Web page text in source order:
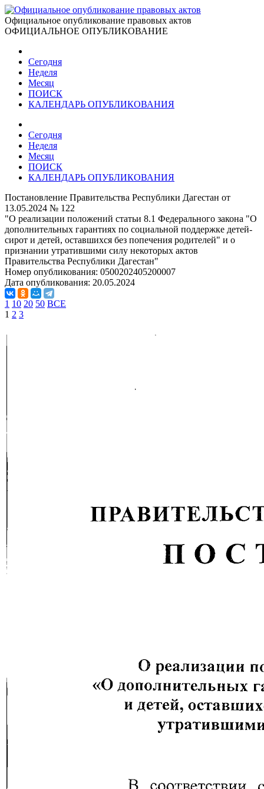
Официальное опубликование правовых актов
ОФИЦИАЛЬНОЕ ОПУБЛИКОВАНИЕ
Сегодня
Неделя
Месяц
ПОИСК
КАЛЕНДАРЬ ОПУБЛИКОВАНИЯ
Сегодня
Неделя
Месяц
ПОИСК
КАЛЕНДАРЬ ОПУБЛИКОВАНИЯ
Постановление Правительства Республики Дагестан от
13.05.2024 № 122
"О реализации положений статьи 8.1 Федерального закона "О
дополнительных гарантиях по социальной поддержке детей-
сирот и детей, оставшихся без попечения родителей" и о
признании утратившими силу некоторых актов
Правительства Республики Дагестан"
Номер опубликования: 0500202405200007
Дата опубликования: 20.05.2024
1 10 20 50 ВСЕ
1 2 3